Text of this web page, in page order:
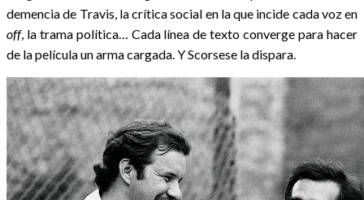
demencia de Travis, la crítica social en la que incide cada voz en
off, la trama política… Cada línea de texto converge para hacer
de la película un arma cargada. Y Scorsese la dispara.